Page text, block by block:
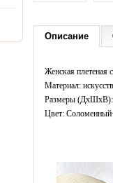
Описание
Женская плетеная
Материал:
Размеры (ДxШхВ):
Цвет: